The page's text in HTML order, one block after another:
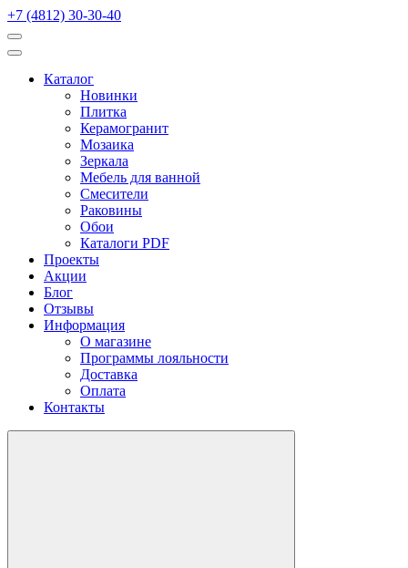
+7 (4812) 30-30-40
Каталог
Новинки
Плитка
Керамогранит
Мозаика
Зеркала
Мебель для ванной
Смесители
Раковины
Обои
Каталоги PDF
Проекты
Акции
Блог
Отзывы
Информация
О магазине
Программы лояльности
Доставка
Оплата
Контакты